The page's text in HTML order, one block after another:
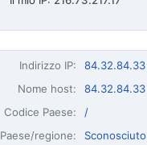
Indirizzo IP:
84.32.84.33
Nome host:
84.32.84.33
Codice Paese:
/
Paese/regione:
Sconosciuto